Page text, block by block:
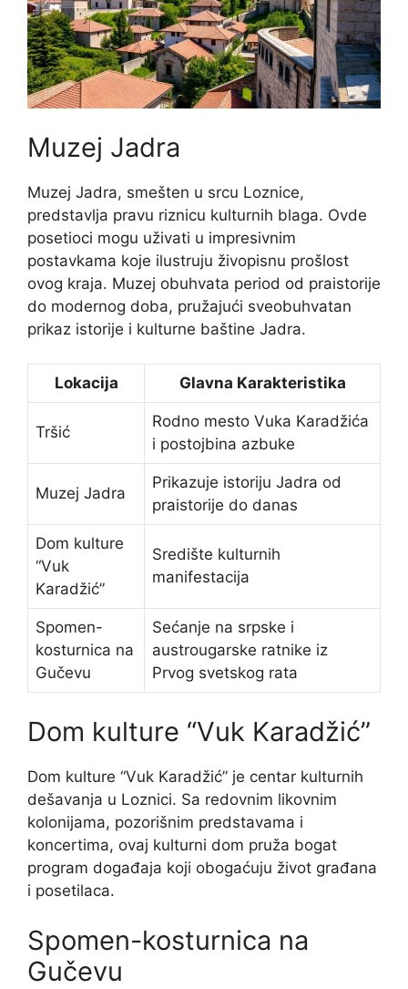
Muzej Jadra
Muzej Jadra, smešten u srcu Loznice,
predstavlja pravu riznicu kulturnih blaga. Ovde
posetioci mogu uživati u impresivnim
postavkama koje ilustruju živopisnu prošlost
ovog kraja. Muzej obuhvata period od praistorije
do modernog doba, pružajući sveobuhvatan
prikaz istorije i kulturne baštine Jadra.
Lokacija Glavna Karakteristika
Tršić
Rodno mesto Vuka Karadžića
i postojbina azbuke
Muzej Jadra
Prikazuje istoriju Jadra od
praistorije do danas
Dom kulture
“Vuk
Karadžić”
Središte kulturnih
manifestacija
Spomen-
kosturnica na
Gučevu
Sećanje na srpske i
austrougarske ratnike iz
Prvog svetskog rata
Dom kulture “Vuk Karadžić”
Dom kulture “Vuk Karadžić” je centar kulturnih
dešavanja u Loznici. Sa redovnim likovnim
kolonijama, pozorišnim predstavama i
koncertima, ovaj kulturni dom pruža bogat
program događaja koji obogaćuju život građana
i posetilaca.
Spomen-kosturnica na
Gučevu